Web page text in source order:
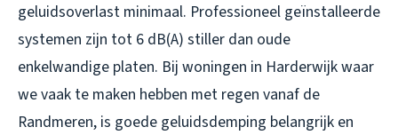
geluidsoverlast minimaal. Professioneel geïnstalleerde
systemen zijn tot 6 dB(A) stiller dan oude
enkelwandige platen. Bij woningen in Harderwijk waar
we vaak te maken hebben met regen vanaf de
Randmeren, is goede geluidsdemping belangrijk en